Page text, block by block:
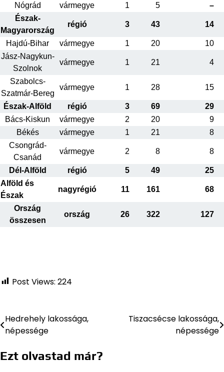
Nógrád
vármegye 1 5
–
Észak-
Magyarország
régió 3 43 14
Hajdú-Bihar vármegye 1 20
10
Jász-Nagykun-
Szolnok
vármegye 1 21 4
Szabolcs-
Szatmár-Bereg
vármegye 1 28 15
Észak-Alföld régió 3 69
29
Bács-Kiskun
vármegye 2 20
9
Békés
vármegye 1 21
8
Csongrád-
Csanád
vármegye 2 8 8
Dél-Alföld régió 5 49
25
Alföld és
Észak
nagyrégió 11 161 68
Ország
összesen
ország 26 322 127
Post Views: 224
Bejegyzés
navigáció
Hedrehely lakossága,
népessége
Tiszacsécse lakossága,
népessége
Ezt olvastad már?